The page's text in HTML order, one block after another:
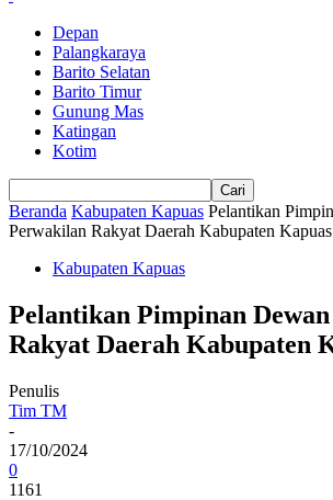
Depan
Palangkaraya
Barito Selatan
Barito Timur
Gunung Mas
Katingan
Kotim
Beranda Kabupaten Kapuas Pelantikan
Perwakilan Rakyat Daerah Kabupaten Kapuas
Kabupaten Kapuas
Pelantikan Pimpinan
Rakyat Daerah Kabupaten
Penulis
Tim TM
-
17/10/2024
0
1161